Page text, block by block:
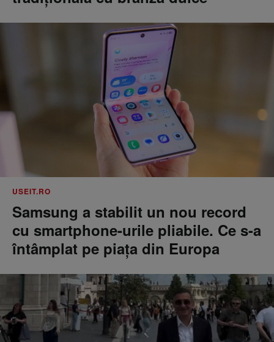
USEIT.RO
Samsung a stabilit un nou record
cu smartphone-urile pliabile. Ce s-a
întâmplat pe piața din Europa